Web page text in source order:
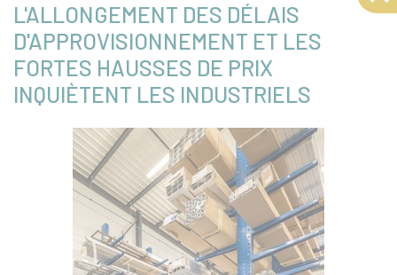
L'ALLONGEMENT DES DÉLAIS
D'APPROVISIONNEMENT ET LES
FORTES HAUSSES DE PRIX
INQUIÈTENT LES INDUSTRIELS